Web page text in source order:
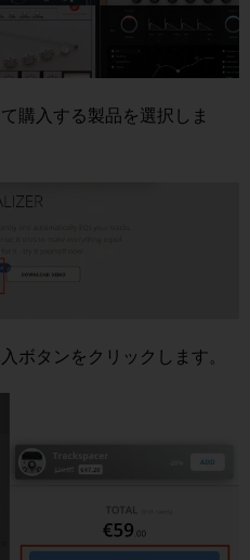
購入する製品を選択しま
ボタンをクリックします。